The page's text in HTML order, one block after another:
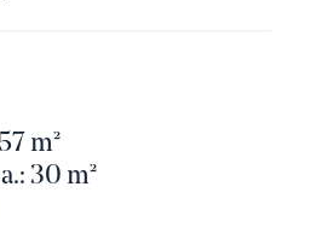
m²
30 m²